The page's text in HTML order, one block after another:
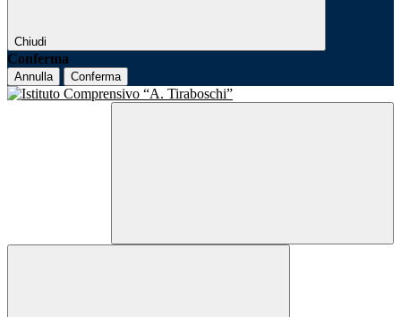
Chiudi
Conferma
Annulla Conferma